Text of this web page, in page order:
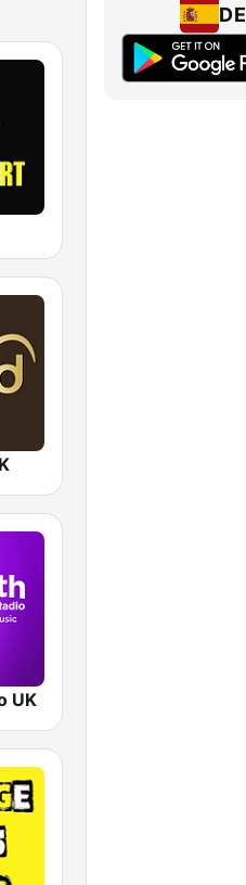
UK